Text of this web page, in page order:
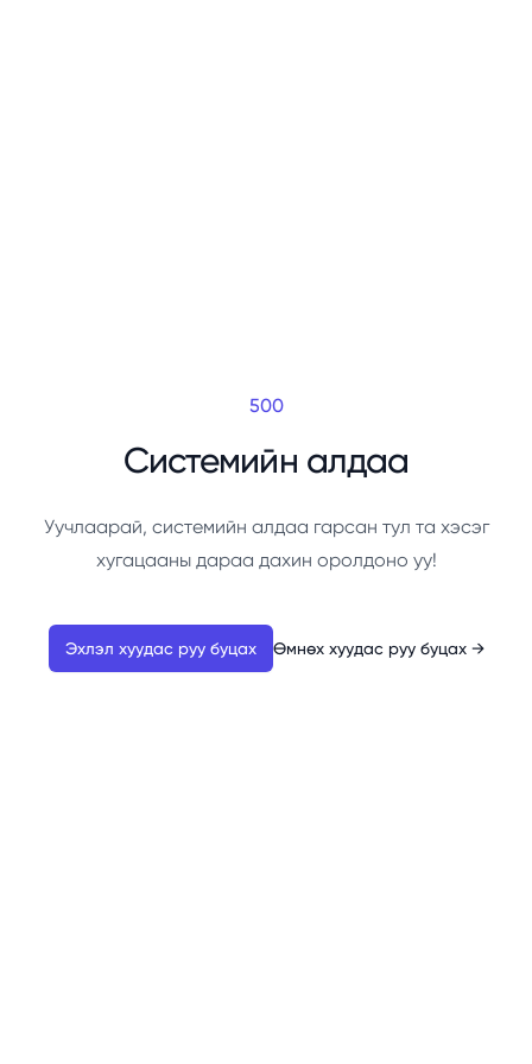
500
Системийн алдаа
Уучлаарай, системийн алдаа гарсан тул та хэсэг
хугацааны дараа дахин оролдоно уу!
Эхлэл хуудас руу буцах Өмнөх хуудас руу буцах →